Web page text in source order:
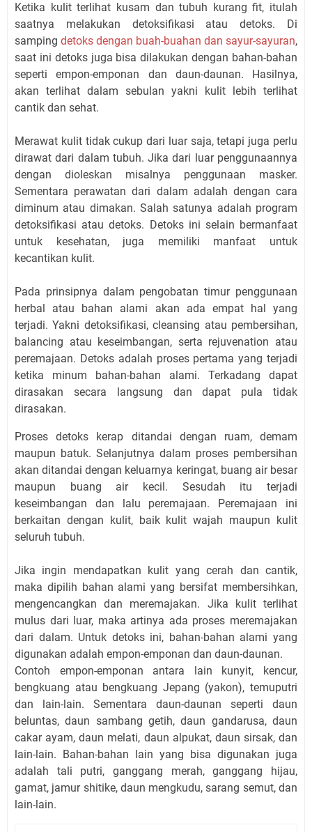
Ketika kulit terlihat kusam dan tubuh kurang fit, itulah
saatnya melakukan detoksifikasi atau detoks. Di
samping detoks dengan buah-buahan dan sayur-sayuran,
saat ini detoks juga bisa dilakukan dengan bahan-bahan
seperti empon-emponan dan daun-daunan. Hasilnya,
akan terlihat dalam sebulan yakni kulit lebih terlihat
cantik dan sehat.
Merawat kulit tidak cukup dari luar saja, tetapi juga perlu
dirawat dari dalam tubuh. Jika dari luar penggunaannya
dengan dioleskan misalnya penggunaan masker.
Sementara perawatan dari dalam adalah dengan cara
diminum atau dimakan. Salah satunya adalah program
detoksifikasi atau detoks. Detoks ini selain bermanfaat
untuk kesehatan, juga memiliki manfaat untuk
kecantikan kulit.
Pada prinsipnya dalam pengobatan timur penggunaan
herbal atau bahan alami akan ada empat hal yang
terjadi. Yakni detoksifikasi, cleansing atau pembersihan,
balancing atau keseimbangan, serta rejuvenation atau
peremajaan. Detoks adalah proses pertama yang terjadi
ketika minum bahan-bahan alami. Terkadang dapat
dirasakan secara langsung dan dapat pula tidak
dirasakan.
Proses detoks kerap ditandai dengan ruam, demam
maupun batuk. Selanjutnya dalam proses pembersihan
akan ditandai dengan keluarnya keringat, buang air besar
maupun buang air kecil. Sesudah itu terjadi
keseimbangan dan lalu peremajaan. Peremajaan ini
berkaitan dengan kulit, baik kulit wajah maupun kulit
seluruh tubuh.
Jika ingin mendapatkan kulit yang cerah dan cantik,
maka dipilih bahan alami yang bersifat membersihkan,
mengencangkan dan meremajakan. Jika kulit terlihat
mulus dari luar, maka artinya ada proses meremajakan
dari dalam. Untuk detoks ini, bahan-bahan alami yang
digunakan adalah empon-emponan dan daun-daunan.
Contoh empon-emponan antara lain kunyit, kencur,
bengkuang atau bengkuang Jepang (yakon), temuputri
dan lain-lain. Sementara daun-daunan seperti daun
beluntas, daun sambang getih, daun gandarusa, daun
cakar ayam, daun melati, daun alpukat, daun sirsak, dan
lain-lain. Bahan-bahan lain yang bisa digunakan juga
adalah tali putri, ganggang merah, ganggang hijau,
gamat, jamur shitike, daun mengkudu, sarang semut, dan
lain-lain.